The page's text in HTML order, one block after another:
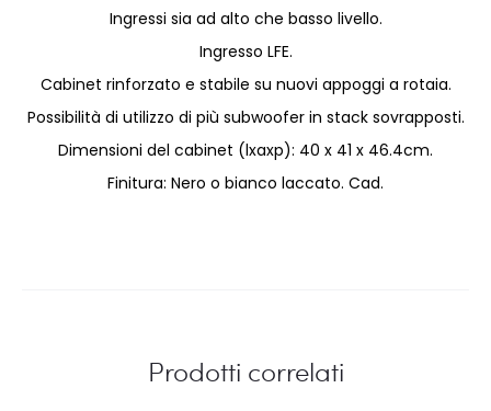
Ingressi sia ad alto che basso livello.
Ingresso LFE.
Cabinet rinforzato e stabile su nuovi appoggi a rotaia.
Possibilità di utilizzo di più subwoofer in stack sovrapposti.
Dimensioni del cabinet (lxaxp): 40 x 41 x 46.4cm.
Finitura: Nero o bianco laccato. Cad.
Prodotti correlati